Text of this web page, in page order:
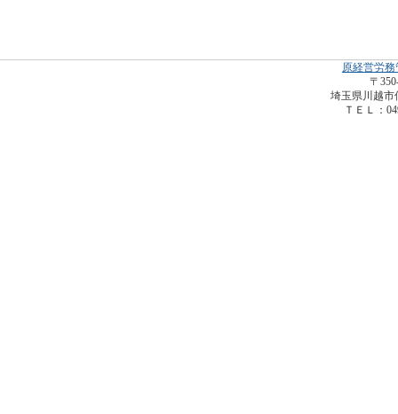
原経営労
〒
埼玉県川越市
ＴＥＬ：